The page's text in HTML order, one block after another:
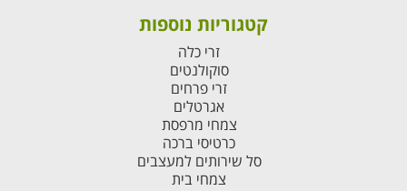
קטגוריות נוספות
זרי כלה
סוקולנטים
זרי פרחים
אגרטלים
צמחי מרפסת
כרטיסי ברכה
סל שירותים למעצבים
צמחי בית